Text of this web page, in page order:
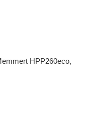
HPP260eco,